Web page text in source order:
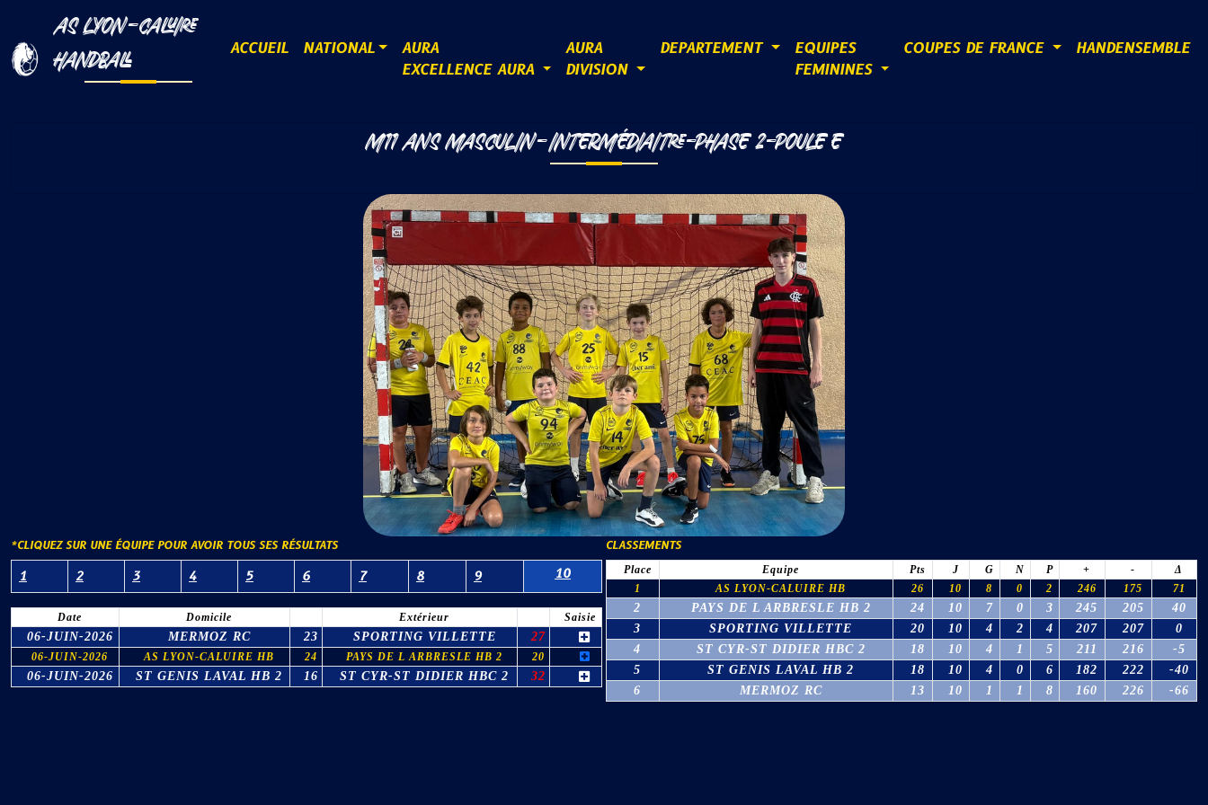
AS LYON-CALUIRE
HANDBALL
ACCUEIL NATIONAL
AURA
EXCELLENCE AURA
AURA
DIVISION
DEPARTEMENT
EQUIPES
FEMININES
COUPES DE FRANCE HANDENSEMBLE
M11 ANS MASCULIN-INTERMÉDIAITRE-PHASE 2-POULE E
*CLIQUEZ SUR UNE ÉQUIPE POUR AVOIR TOUS SES RÉSULTATS
1 2 3 4 5 6 7 8 9 10
Date Domicile Extérieur Saisie
06-JUIN-2026 MERMOZ RC 23 SPORTING VILLETTE 27
06-JUIN-2026 AS LYON-CALUIRE HB 24 PAYS DE L ARBRESLE HB 2 20
06-JUIN-2026 ST GENIS LAVAL HB 2 16 ST CYR-ST DIDIER HBC 2 32
CLASSEMENTS
Place Equipe Pts J G N P + -
Δ
1
AS LYON-CALUIRE HB 26 10 8 0 2 246 175 71
2 PAYS DE L ARBRESLE HB 2 24 10 7 0 3 245 205
40
3
SPORTING VILLETTE 20 10 4 2 4 207 207
0
4
ST CYR-ST DIDIER HBC 2 18 10 4 1 5 211 216
-5
5
ST GENIS LAVAL HB 2 18 10 4 0 6 182 222
-40
6
MERMOZ RC 13 10 1 1 8 160 226 -66